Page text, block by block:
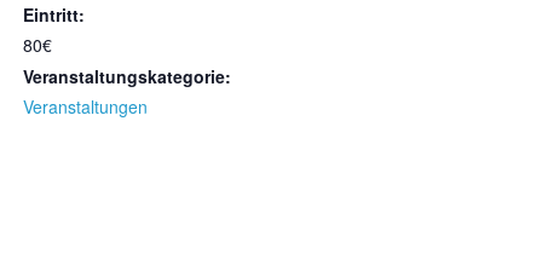
Eintritt:
80€
Veranstaltungskategorie:
Veranstaltungen